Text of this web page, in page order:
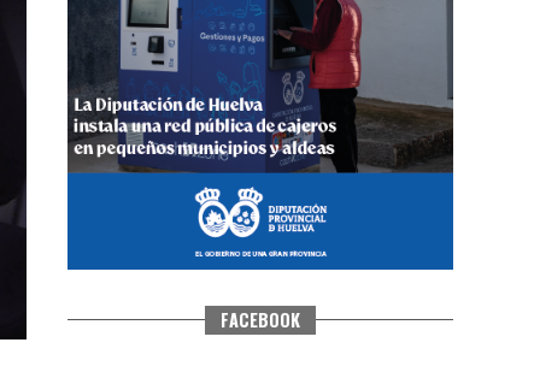
CUARTA CORRIDA DE LAS FIESTAS
COLOMBINAS 2026
hace 5 días· Huelvatv
FACEBOOK